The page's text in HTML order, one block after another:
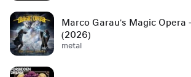
Marco Garau's Magic Opera
(2026)
metal